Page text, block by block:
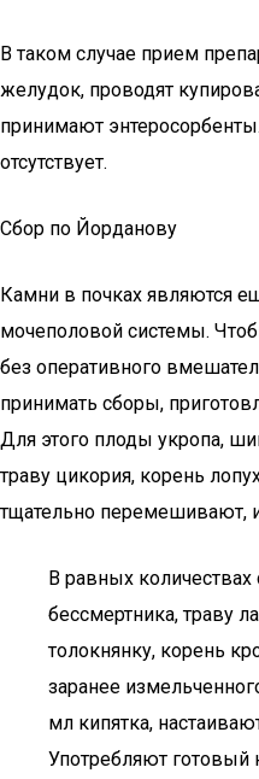
В таком случае прием
желудок, проводят
принимают
отсутствует.
Сбор по Йорданову
Камни в почках являются
мочеполовой системы.
без оперативного
принимать сборы,
Для этого плоды укропа,
траву цикория, корень
тщательно перемешивают,
В равных
бессмертника, траву
толокнянку, корень
заранее
мл кипятка,
Употребляют готовый